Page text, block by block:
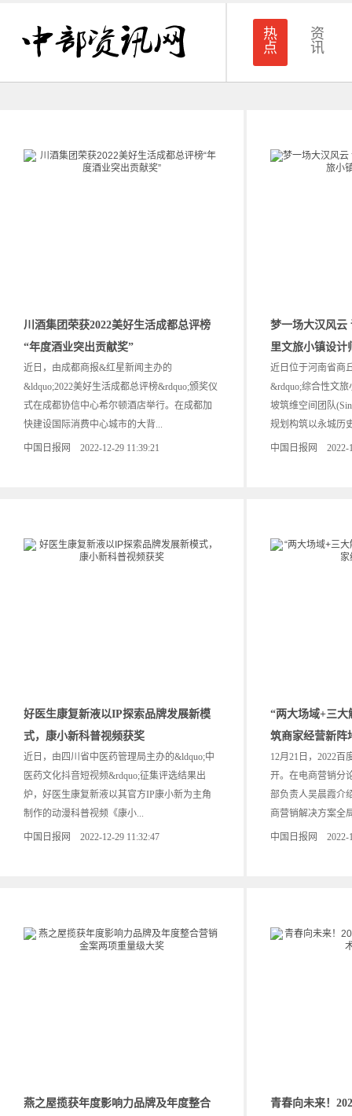
热
点
资
讯
川酒集团荣获2022美好生活成都总评榜
“年度酒业突出贡献奖”
近日，由成都商报&红星新闻主办的
&ldquo;2022美好生活成都总评榜&rdquo;颁奖仪
式在成都协信中心希尔顿酒店举行。在成都加
快建设国际消费中心城市的大背...
中国日报网 2022-12-29 11:39:21
梦一场大汉风云
里文旅小镇设计
近日位于河南省商
&rdquo;综合性文
坡筑维空间团队
规划构筑以永城历
中国日报网 2022-
好医生康复新液以IP探索品牌发展新模
式，康小新科普视频获奖
近日，由四川省中医药管理局主办的&ldquo;中
医药文化抖音短视频&rdquo;征集评选结果出
炉，好医生康复新液以其官方IP康小新为主角
制作的动漫科普视频《康小...
中国日报网 2022-12-29 11:32:47
“两大场域+三大
筑商家经营新阵
12月21日，2022
开。在电商营销分
部负责人吴晨霞介
商营销解决方案全
中国日报网 2022-
燕之屋揽获年度影响力品牌及年度整合
青春向未来！